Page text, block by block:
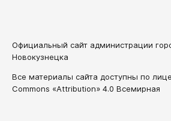
Официальный сайт администрации
Новокузнецка
Все материалы сайта доступны по
Commons «Attribution» 4.0 Всемирная